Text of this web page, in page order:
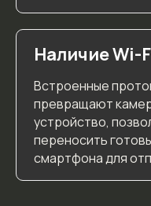
Наличие Wi-
Встроенные
превращают
устройство,
переносить
смартфона для